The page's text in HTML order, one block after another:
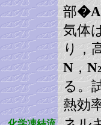
部�A
気体
り，
N，N2
る。
熱効